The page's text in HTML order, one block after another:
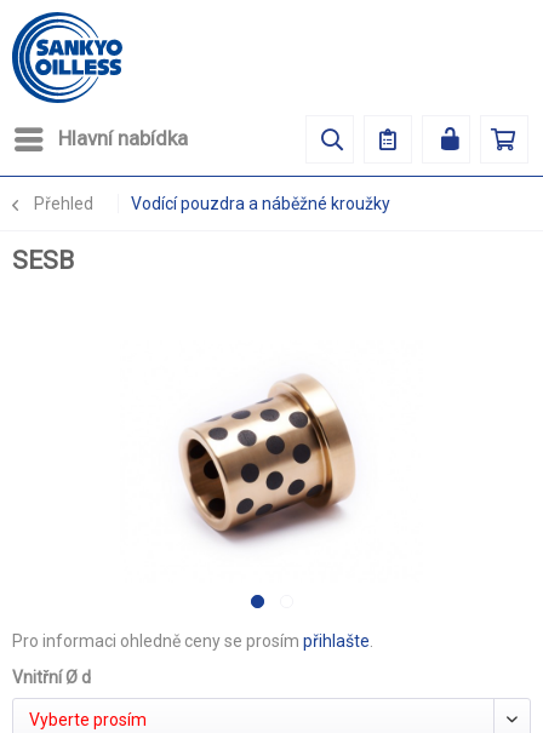
Hlavní nabídka
Přehled Vodící pouzdra a náběžné kroužky
SESB
Pro informaci ohledně ceny se prosím přihlašte
Vnitřní Ø d
Vyberte prosím